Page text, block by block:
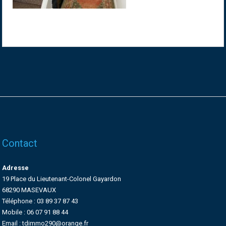
Contact
Adresse
19 Place du Lieutenant-Colonel Gayardon
68290 MASEVAUX
Téléphone : 03 89 37 87 43
Mobile : 06 07 91 88 44
Email : tdimmo290@orange.fr